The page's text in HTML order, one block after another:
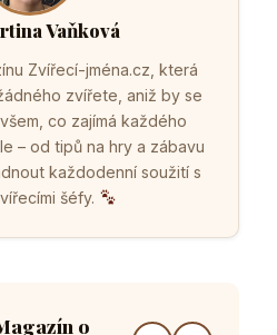
Vaňková
Zvířecí-jména.cz, která
zvířete, aniž by se
co zajímá každého
– od tipů na hry a zábavu
každodenní soužití s
šéfy.
o